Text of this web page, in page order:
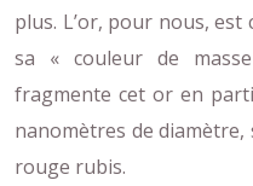
plus. L’or, pour nous, est
sa « couleur de
fragmente cet or en
nanomètres de
rouge rubis.